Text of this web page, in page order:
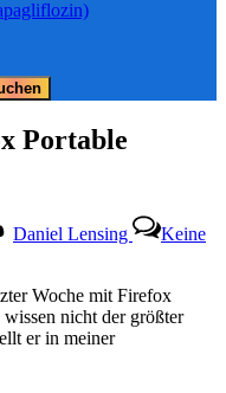
Portable
Daniel Lensing
Keine
Woche mit Firefox
nicht der größter
er in meiner